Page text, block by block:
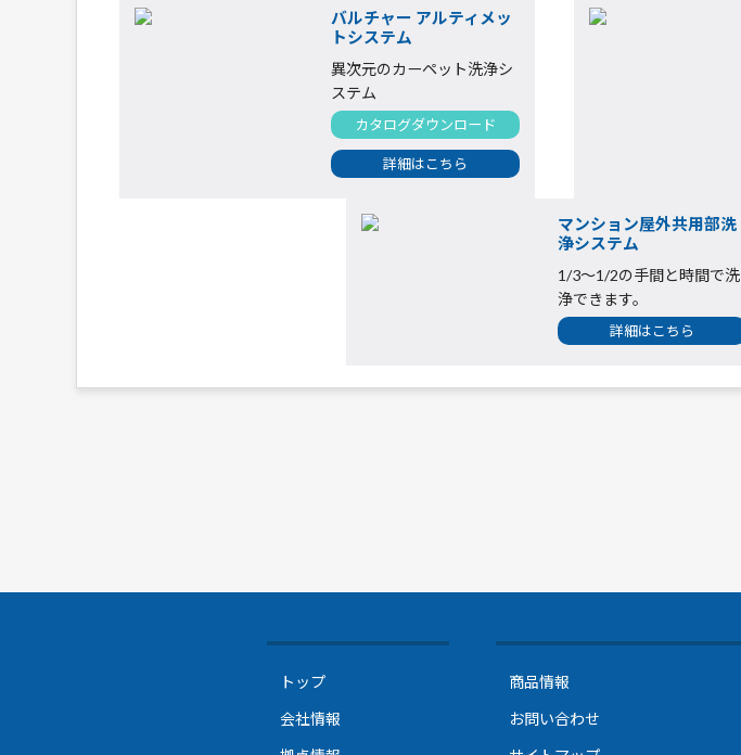
バルチャー アルティメッ
トシステム
異次元のカーペット洗浄シ
ステム
カタログダウンロード
詳細はこちら
マンション屋外共用部洗
浄システム
1/3～1/2の手間と時間で洗
浄できます。
詳細はこちら
トップ
会社情報
商品情報
お問い合わせ